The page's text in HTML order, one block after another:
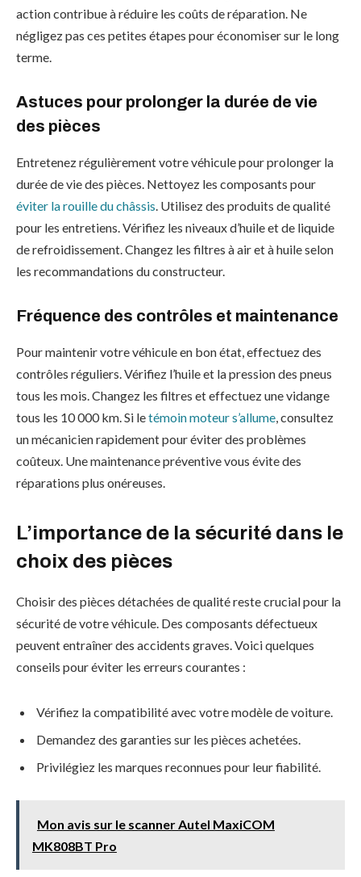
action contribue à réduire les coûts de réparation. Ne
négligez pas ces petites étapes pour économiser sur le long
terme.
Astuces pour prolonger la durée de vie
des pièces
Entretenez régulièrement votre véhicule pour prolonger la
durée de vie des pièces. Nettoyez les composants pour
éviter la rouille du châssis . Utilisez des produits de qualité
pour les entretiens. Vérifiez les niveaux d’huile et de liquide
de refroidissement. Changez les filtres à air et à huile selon
les recommandations du constructeur.
Fréquence des contrôles et maintenance
Pour maintenir votre véhicule en bon état, effectuez des
contrôles réguliers. Vérifiez l’huile et la pression des pneus
tous les mois. Changez les filtres et effectuez une vidange
tous les 10 000 km. Si letémoin moteur s’allume , consultez
un mécanicien rapidement pour éviter des problèmes
coûteux. Une maintenance préventive vous évite des
réparations plus onéreuses.
L’importance de la sécurité dans le
choix des pièces
Choisir des pièces détachées de qualité reste crucial pour la
sécurité de votre véhicule. Des composants défectueux
peuvent entraîner des accidents graves. Voici quelques
conseils pour éviter les erreurs courantes :
Vérifiez la compatibilité avec votre modèle de voiture.
Demandez des garanties sur les pièces achetées.
Privilégiez les marques reconnues pour leur fiabilité.
Mon avis sur le scanner Autel MaxiCOM
MK808BT Pro